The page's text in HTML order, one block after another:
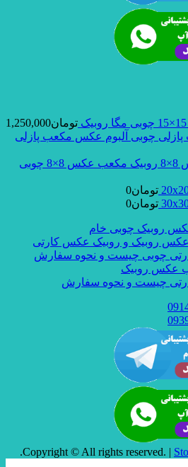
تومان1,250,000
آلبوم عکس مکعب پازلی
روبیک مکعب عکس 8×8 چوبی
تومان0
تومان0
روبیک چوبی خام
روبیک و روبیک عکس کارتی
چوبی چیست و نحوه سفارش
عکس روبیک
چیست و نحوه سفارش
Copyright © All rights reserved. |